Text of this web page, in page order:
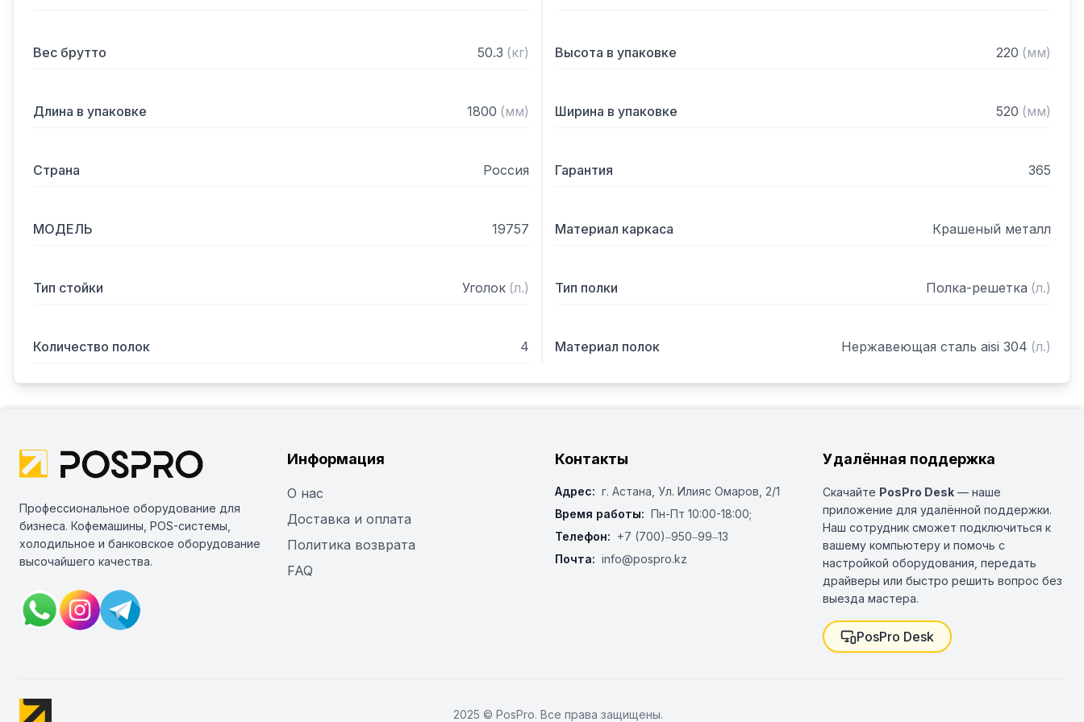
Вес брутто 50.3 (кг) Высота в упаковке 220 (мм)
Длина в упаковке 1800 (мм) Ширина в упаковке 520 (мм)
Страна Россия Гарантия 365
МОДЕЛЬ 19757 Материал каркаса Крашеный металл
Тип стойки Уголок (л.) Тип полки Полка-решетка (л.)
Количество полок 4 Материал полок Нержавеющая сталь aisi 304 (л.)
Профессиональное оборудование для
бизнеса. Кофемашины, POS-системы,
холодильное и банковское оборудование
высочайшего качества.
Информация
О нас
Доставка и оплата
Политика возврата
FAQ
Контакты
Адрес: г. Астана, ​Ул. Илияс Омаров, 2/1
Время работы: Пн-Пт 10:00-18:00;
Телефон: +7 (700)‒950‒99‒13
Почта: info@pospro.kz
Удалённая поддержка
Скачайте PosPro Desk — наше
приложение для удалённой поддержки.
Наш сотрудник сможет подключиться к
вашему компьютеру и помочь с
настройкой оборудования, передать
драйверы или быстро решить вопрос без
выезда мастера.
PosPro Desk
2025 © PosPro. Все права защищены.